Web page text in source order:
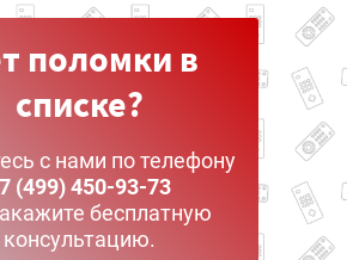
поломки в
списке?
с нами по телефону
(499) 450-93-73
бесплатную
консультацию.